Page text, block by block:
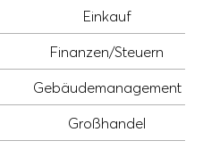
Einkauf
Finanzen/Steuern
Gebäudemanagement
Großhandel